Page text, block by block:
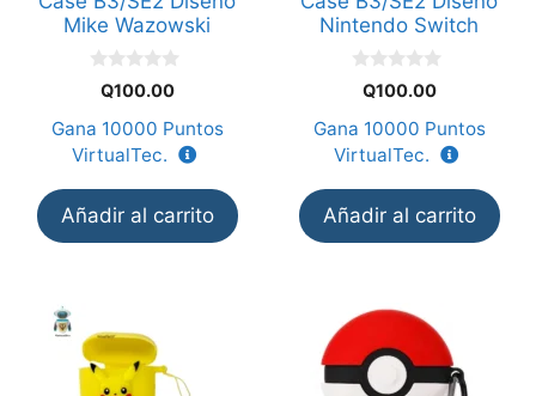
Mike Wazowski
5
Q100.00
Gana 10000 Puntos
VirtualTec.
Añadir al carrito
Nintendo Switch
5
Q100.00
Gana 10000 Puntos
VirtualTec.
Añadir al carrito